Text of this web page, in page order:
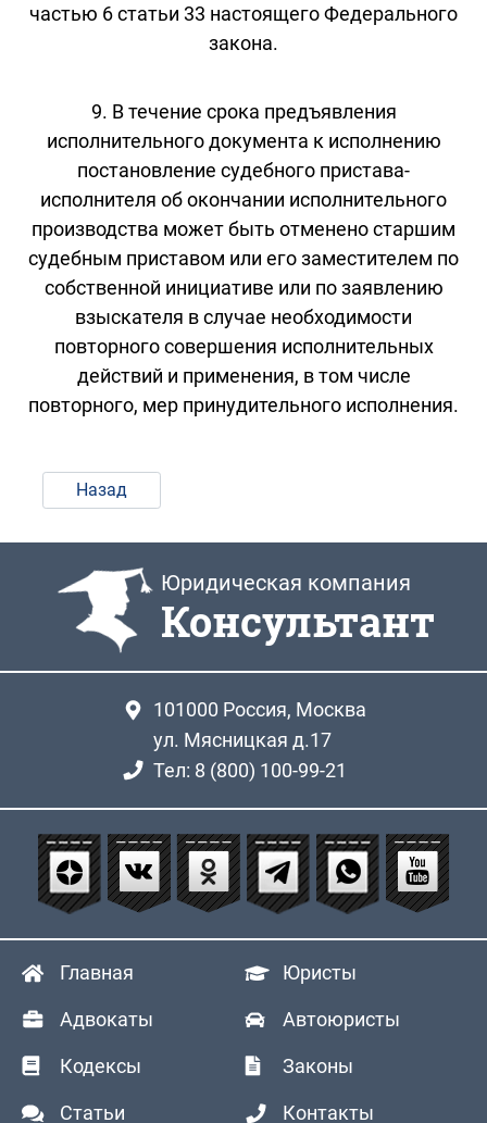
частью 6 статьи 33 настоящего Федерального
закона.
9. В течение срока предъявления
исполнительного документа к исполнению
постановление судебного пристава-
исполнителя об окончании исполнительного
производства может быть отменено старшим
судебным приставом или его заместителем по
собственной инициативе или по заявлению
взыскателя в случае необходимости
повторного совершения исполнительных
действий и применения, в том числе
повторного, мер принудительного исполнения.
Назад
Юридическая компания
Консультант
101000 Россия, Москва
ул. Мясницкая д.17
Тел: 8 (800) 100-99-21
Главная Юристы
Адвокаты Автоюристы
Кодексы Законы
Статьи Контакты